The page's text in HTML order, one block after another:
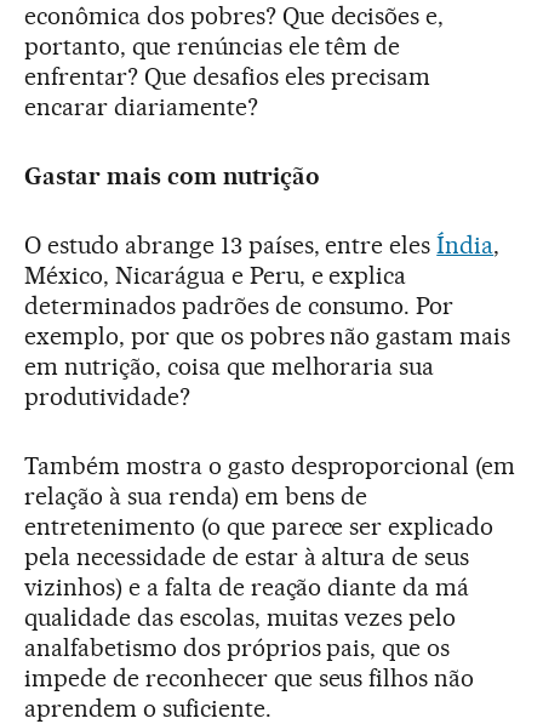
econômica dos pobres? Que decisões e,
portanto, que renúncias ele têm de
enfrentar? Que desafios eles precisam
encarar diariamente?
Gastar mais com nutrição
O estudo abrange 13 países, entre elesÍndia,
México, Nicarágua e Peru, e explica
determinados padrões de consumo. Por
exemplo, por que os pobres não gastam mais
em nutrição, coisa que melhoraria sua
produtividade?
Também mostra o gasto desproporcional (em
relação à sua renda) em bens de
entretenimento (o que parece ser explicado
pela necessidade de estar à altura de seus
vizinhos) e a falta de reação diante da má
qualidade das escolas, muitas vezes pelo
analfabetismo dos próprios pais, que os
impede de reconhecer que seus filhos não
aprendem o suficiente.